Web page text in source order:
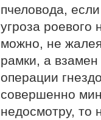
пчеловода,
угроза роевого
можно, не
рамки, а
операции
совершенно
недосмотру,